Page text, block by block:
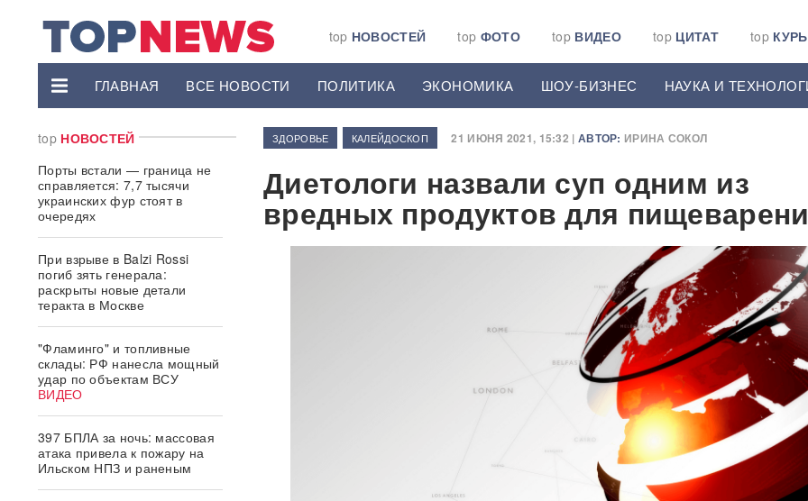
top НОВОСТЕЙ top ФОТО top ВИДЕО top ЦИТАТ top
ГЛАВНАЯ ВСЕ НОВОСТИ ПОЛИТИКА ЭКОНОМИКА ШОУ-БИЗНЕС НАУКА И
top НОВОСТЕЙ
Порты встали — граница не
справляется: 7,7 тысячи
украинских фур стоят в
очередях
При взрыве в Balzi Rossi
погиб зять генерала:
раскрыты новые детали
теракта в Москве
"Фламинго" и топливные
склады: РФ нанесла мощный
удар по объектам ВСУ
ВИДЕО
397 БПЛА за ночь: массовая
атака привела к пожару на
Ильском НПЗ и раненым
ЗДОРОВЬЕ КАЛЕЙДОСКОП 21 ИЮНЯ 2021, 15:32 | АВТОР: ИРИНА СОКОЛ
Диетологи назвали суп одним из
вредных продуктов для